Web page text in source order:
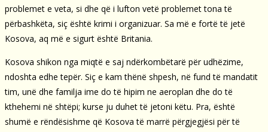
problemet e veta, si dhe që i lufton vetë problemet tona të
përbashkëta, siç është krimi i organizuar. Sa më e fortë të jetë
Kosova, aq më e sigurt është Britania.
Kosova shikon nga miqtë e saj ndërkombëtarë për udhëzime,
ndoshta edhe tepër. Siç e kam thënë shpesh, në fund të mandatit
tim, unë dhe familja ime do të hipim ne aeroplan dhe do të
kthehemi në shtëpi; kurse ju duhet të jetoni këtu. Pra, është
shumë e rëndësishme që Kosova të marrë përgjegjësi për të